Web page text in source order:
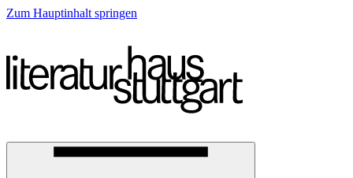
Zum Hauptinhalt springen